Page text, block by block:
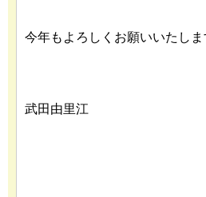
今年もよろしくお願いいたしま
武田由里江